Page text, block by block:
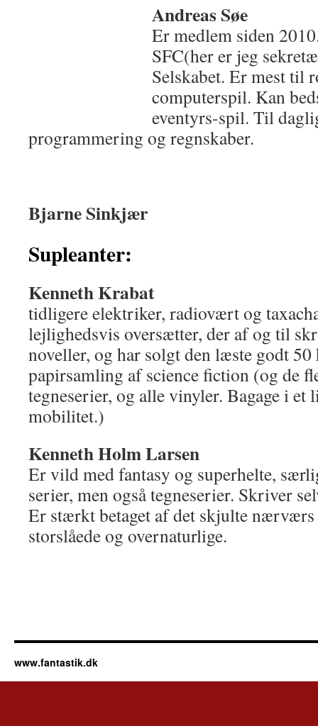
Andreas Søe
Er medlem siden
SFC(her er jeg
Selskabet. Er mest til
computerspil. Kan
eventyrs-spil. Til
programmering og regnskaber.
Bjarne Sinkjær
Supleanter:
Kenneth Krabat
tidligere elektriker, radiovært og
lejlighedsvis oversætter, der af og til
noveller, og har solgt den læste godt 50
papirsamling af science fiction (og de
tegneserier, og alle vinyler. Bagage i et
mobilitet.)
Kenneth Holm Larsen
Er vild med fantasy og superhelte,
serier, men også tegneserier. Skriver
Er stærkt betaget af det skjulte
storslåede og overnaturlige.
www.fantastik.dk